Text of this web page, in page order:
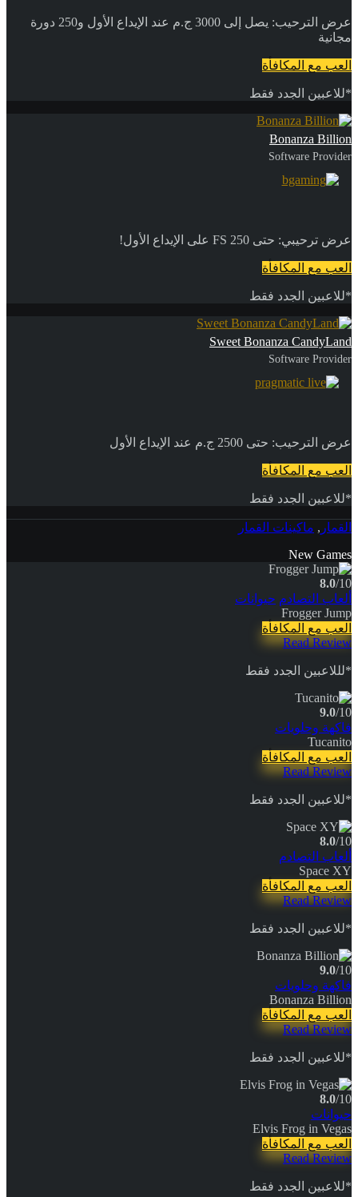
عرض الترحيب: يصل إلى 3000 ج.م عند الإيداع الأول و250 دورة
مجانية
العب مع المكافأة
*للاعبين الجدد فقط
Bonanza Billion
Software Provider
عرض ترحيبي: حتى 250 FS على الإيداع الأول!
العب مع المكافأة
*للاعبين الجدد فقط
Sweet Bonanza CandyLand
Software Provider
عرض الترحيب: حتى 2500 ج.م عند الإيداع الأول
العب مع المكافأة
*للاعبين الجدد فقط
القمار , ماكينات القمار
New Games
8.0/10
ألعاب التصادم حيوانات
Frogger Jump
العب مع المكافأة
Read Review
*لللاعبين الجدد فقط
9.0/10
فاكهة وحلويات
Tucanito
العب مع المكافأة
Read Review
*للاعبين الجدد فقط
8.0/10
ألعاب التصادم
Space XY
العب مع المكافأة
Read Review
*للاعبين الجدد فقط
9.0/10
فاكهة وحلويات
Bonanza Billion
العب مع المكافأة
Read Review
*للاعبين الجدد فقط
8.0/10
حيوانات
Elvis Frog in Vegas
العب مع المكافأة
Read Review
*للاعبين الجدد فقط